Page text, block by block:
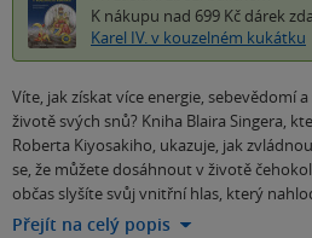
K nákupu nad 699 Kč dárek
Karel IV. v kouzelném kukátku
Víte, jak získat více energie, sebevědomí
životě svých snů? Kniha Blaira Singera,
Roberta Kiyosakiho, ukazuje, jak
se, že můžete dosáhnout v životě
občas slyšíte svůj vnitřní hlas, který
Přejít na celý popis